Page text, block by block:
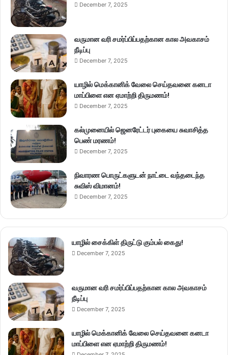
December 7, 2025
வருமான வரி சமர்ப்பிப்பதற்கான கால அவகாசம்
நீடிப்பு
December 7, 2025
யாழில் மெக்கானிக் வேலை செய்தவனை கனடா
மாப்பிளை என ஏமாற்றி திருமணம்!
December 7, 2025
கல்முனையில் ஜெனரேட்டர் புகையை சுவாசித்த
பெண் மரணம்!
December 7, 2025
நிவாரண பொருட்களுடன் நாட்டை வந்தடைந்த
சுவிஸ் விமானம்!
December 7, 2025
யாழில் சைக்கிள் திருட்டு கும்பல் கைது!
December 7, 2025
வருமான வரி சமர்ப்பிப்பதற்கான கால அவகாசம்
நீடிப்பு
December 7, 2025
யாழில் மெக்கானிக் வேலை செய்தவனை கனடா
மாப்பிளை என ஏமாற்றி திருமணம்!